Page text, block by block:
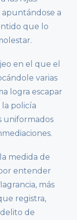
a
que lo
en el que el
varias
logra escapar
la policía
uniformados
medida de
entender
más
registra,
de